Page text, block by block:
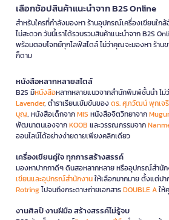
เลือกช้อปสินค้าแนะนำจาก B2S Online
สำหรับใครที่กำลังมองหา ร้านอุปกรณ์เครื่องเขียนใก
ไม่สะดวก วันนี้เราได้รวบรวมสินค้าแนะนำจาก B2S
พร้อมตอบโจทย์ทุกไลฟ์สไตล์ ไม่ว่าคุณจะมองหา ร้าน
ก็ตาม
หนังสือหลากหลายสไตล์
B2S มีหนังสือหลากหลายแนวจากสำนักพิมพ์ชั้นนำ ไม่
Lavender, ตำราเรียนเข้มข้นของดร. ศุภวัฒน์ พุกเจ
บุญ, หนังสือเด็กจากMIS หนังสือจิตวิทยาจาก
พัฒนาตนเองจากKOOB และวรรณกรรมจาก
ออนไลน์ได้อย่างง่ายดายเพียงคลิกเดียว
เครื่องเขียนคู่ใจ ทุกการสร้างสรรค์
มองหาปากกาดีๆ ดินสอหลากหลาย หรืออุปกรณ์สำนัก
เขียนและอุปกรณ์สำนักงานให้เลือกมากมาย ตั้งแต่ป
Rotringไปจนถึงกระดาษถ่ายเอกสารDOUBLE Aให้
งานศิลป์ งานฝีมือ สร้างสรรค์ไม่รู้จบ